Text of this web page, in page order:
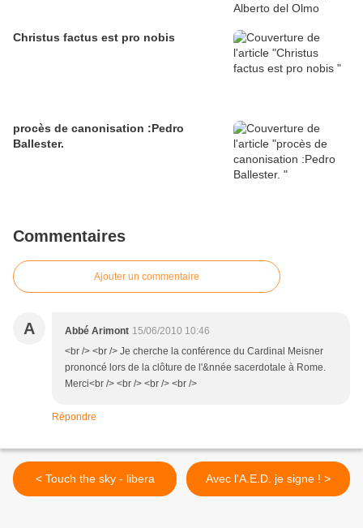
Christus factus est pro nobis
procès de canonisation :Pedro
Ballester.
Commentaires
Ajouter un commentaire
A Abbé Arimont 15/06/2010 10:46
<br /> <br /> Je cherche la conférence du Cardinal Meisner
prononcé lors de la clôture de l'&nnée sacerdotale à Rome.
Merci<br /> <br /> <br /> <br />
Répondre
< Touch the sky - libera Avec l'A.E.D. je signe ! >